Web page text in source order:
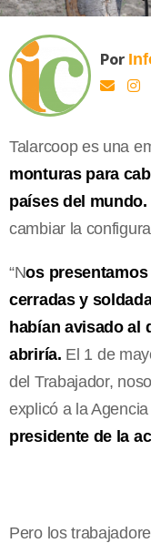
Por
Talarcoop es una
monturas para
países del
cambiar la
“Nos
cerradas y
habían avisado al
abriría. El 1 de
del Trabajador,
explicó a la
presidente de la
Pero los